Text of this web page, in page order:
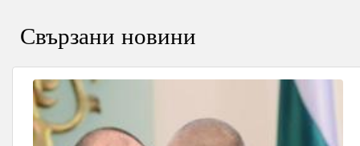
Свързани новини